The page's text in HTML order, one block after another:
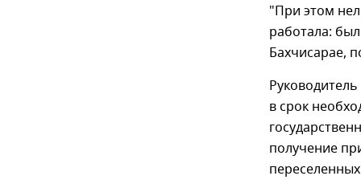
"При этом
работала:
Бахчисарае,
в срок
получение